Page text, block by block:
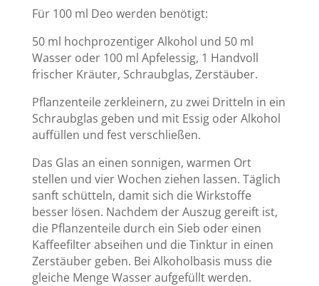
Für 100 ml Deo werden benötigt:
50 ml hochprozentiger Alkohol und 50 ml
Wasser oder 100 ml Apfelessig, 1 Handvoll
frischer Kräuter, Schraubglas, Zerstäuber.
Pflanzenteile zerkleinern, zu zwei Dritteln in ein
Schraubglas geben und mit Essig oder Alkohol
auffüllen und fest verschließen.
Das Glas an einen sonnigen, warmen Ort
stellen und vier Wochen ziehen lassen. Täglich
sanft schütteln, damit sich die Wirkstoffe
besser lösen. Nachdem der Auszug gereift ist,
die Pflanzenteile durch ein Sieb oder einen
Kaffeefilter abseihen und die Tinktur in einen
Zerstäuber geben. Bei Alkoholbasis muss die
gleiche Menge Wasser aufgefüllt werden.